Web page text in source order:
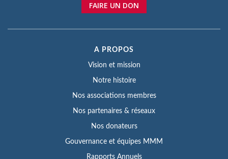
FAIRE UN DON
A PROPOS
Vision et mission
Notre histoire
Nos associations membres
Nos partenaires & réseaux
Nos donateurs
Gouvernance et équipes MMM
Rapports Annuels